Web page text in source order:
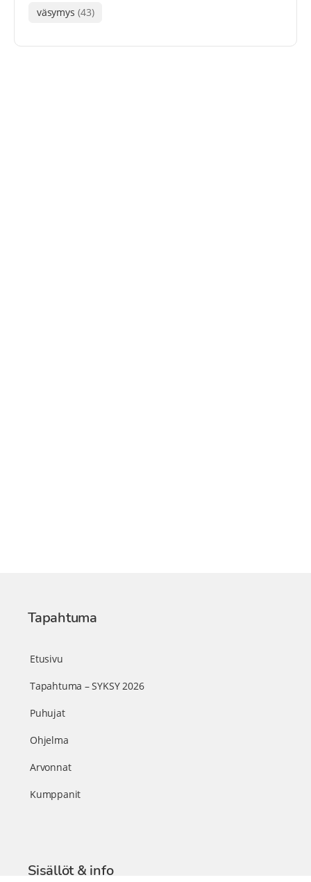
väsymys (43)
Tapahtuma
Etusivu
Tapahtuma – SYKSY 2026
Puhujat
Ohjelma
Arvonnat
Kumppanit
Sisällöt & info